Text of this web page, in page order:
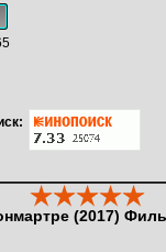
впереди.
(2017)